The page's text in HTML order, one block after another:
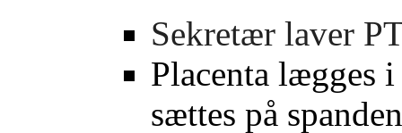
Sekretær laver
Placenta lægges
sættes på